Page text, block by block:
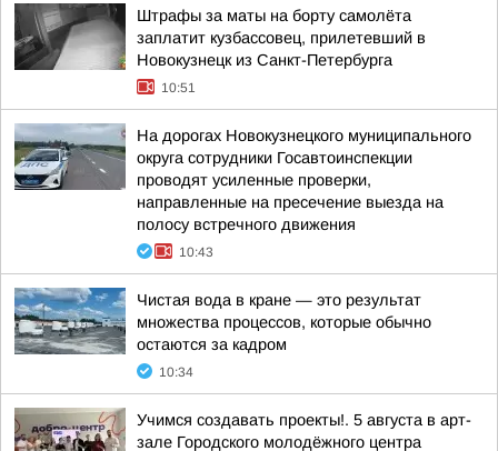
Штрафы за маты на борту самолёта
заплатит кузбассовец, прилетевший в
Новокузнецк из Санкт-Петербурга
10:51
На дорогах Новокузнецкого муниципального
округа сотрудники Госавтоинспекции
проводят усиленные проверки,
направленные на пресечение выезда на
полосу встречного движения
10:43
Чистая вода в кране — это результат
множества процессов, которые обычно
остаются за кадром
10:34
Учимся создавать проекты!. 5 августа в арт-
зале Городского молодёжного центра